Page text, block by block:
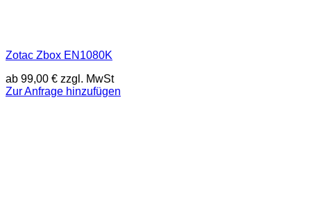
Zotac Zbox EN1080K
ab 99,00 € zzgl. MwSt
Zur Anfrage hinzufügen